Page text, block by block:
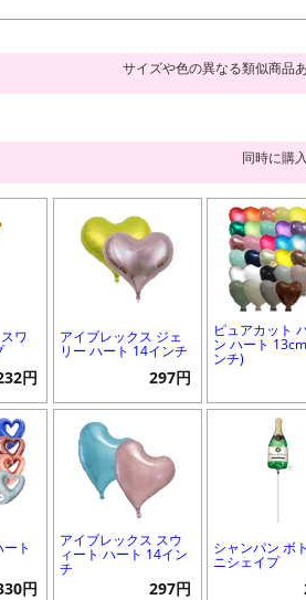
サイズや色の異なる類似商品
同時に購
ワ
円
アイブレックス ジェ
リー ハート 14インチ
297円
ピュアカット
ン ハート
ンチ)
ト
円
アイブレックス スウ
ィート ハート 14イン
チ
297円
シャンパン ボ
ニシェイプ